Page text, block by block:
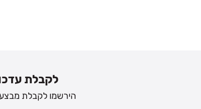
לקבלת
הירשמו לקבלת